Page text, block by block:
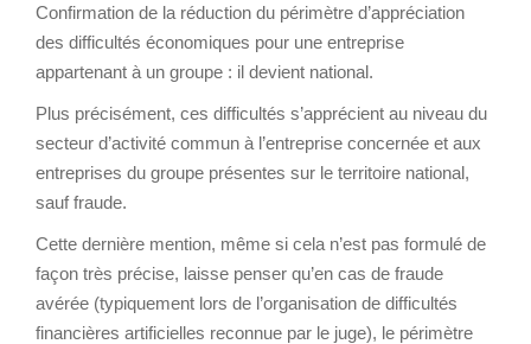
Confirmation de la réduction du périmètre d’appréciation
des difficultés économiques pour une entreprise
appartenant à un groupe : il devient national.
Plus précisément, ces difficultés s’apprécient au niveau du
secteur d’activité commun à l’entreprise concernée et aux
entreprises du groupe présentes sur le territoire national,
sauf fraude.
Cette dernière mention, même si cela n’est pas formulé de
façon très précise, laisse penser qu’en cas de fraude
avérée (typiquement lors de l’organisation de difficultés
financières artificielles reconnue par le juge), le périmètre